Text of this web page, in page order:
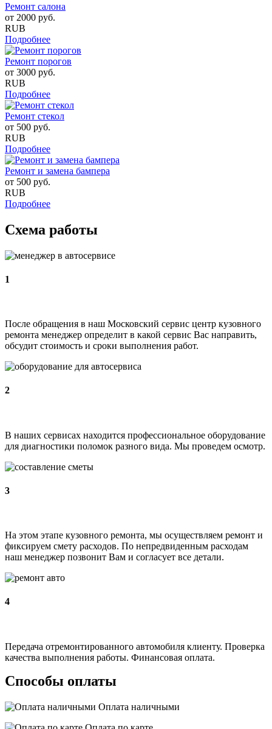
Ремонт салона
от 2000 руб.
RUB
Подробнее
Ремонт порогов
от 3000 руб.
RUB
Подробнее
Ремонт стекол
от 500 руб.
RUB
Подробнее
Ремонт и замена бампера
от 500 руб.
RUB
Подробнее
Схема работы
1
После обращения в наш Московский сервис центр кузовного
ремонта менеджер определит в какой сервис Вас направить,
обсудит стоимость и сроки выполнения работ.
2
В наших сервисах находится профессиональное оборудование
для диагностики поломок разного вида. Мы проведем осмотр.
3
На этом этапе кузовного ремонта, мы осуществляем ремонт и
фиксируем смету расходов. По непредвиденным расходам
наш менеджер позвонит Вам и согласует все детали.
4
Передача отремонтированного автомобиля клиенту. Проверка
качества выполнения работы. Финансовая оплата.
Способы оплаты
Оплата наличными